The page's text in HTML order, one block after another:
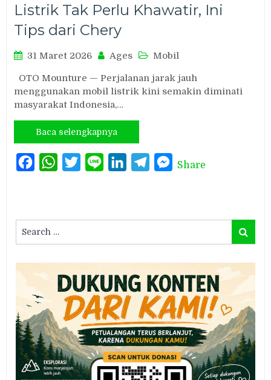
Listrik Tak Perlu Khawatir, Ini
Tips dari Chery
31 Maret 2026 Ages Mobil
OTO Mounture — Perjalanan jarak jauh
menggunakan mobil listrik kini semakin diminati
masyarakat Indonesia,…
Baca selengkapnya
FacebookWhatsAppTwitterLine LinkedInTelegramMessenger
Share
for:
Search